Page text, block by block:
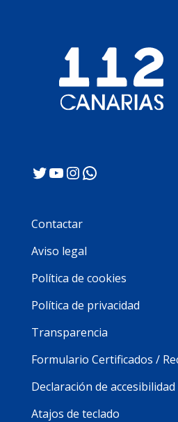
Twitter
YouTube
Instagram
WhatsApp
Contactar
Aviso legal
Política de cookies
Política de privacidad
Transparencia
Formulario Certificados /
Declaración de accesibilidad
Atajos de teclado